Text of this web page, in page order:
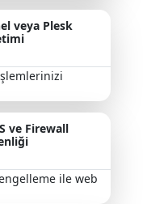
veya Plesk
ve Firewall
ile web